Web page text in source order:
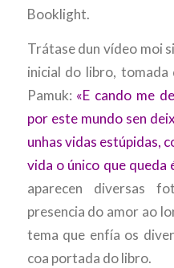
Booklight.
Trátase dun vídeo moi
inicial do libro, tomada
Pamuk: «E cando me
por este mundo sen
unhas vidas estúpidas,
vida o único que queda
aparecen diversas
presencia do amor ao
tema que enfía os
coa portada do libro.